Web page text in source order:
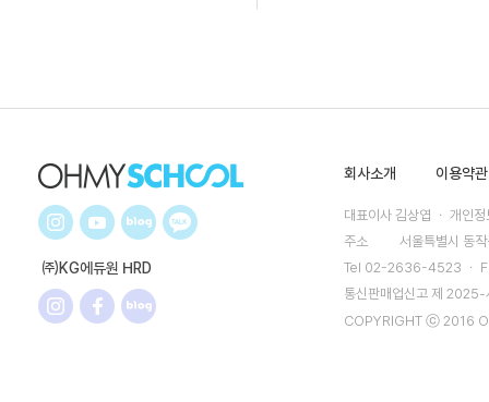
㈜KG에듀원 HRD
회사소개 이용약관
대표이사 김상엽 ㆍ 개인
주소
서울특별시 동
Tel 02-2636-4523 ㆍ
통신판매업신고 제
COPYRIGHT ⓒ 2016